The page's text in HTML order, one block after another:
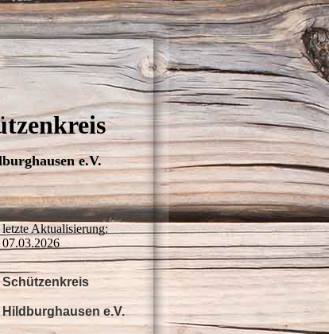
e.V.
letzte Aktualisierung:
07.03.2026
Schützenkreis
Hildburghausen e.V.